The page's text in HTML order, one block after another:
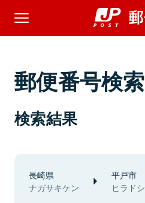
郵便番号検索
検索結果
長崎県
ナガサキケン
平戸市
ヒラドシ